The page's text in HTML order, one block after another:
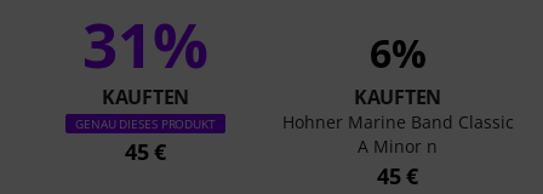
31%
KAUFTEN
GENAU DIESES PRODUKT
45 €
6%
KAUFTEN
Hohner Marine Band Classic
A Minor n
45 €